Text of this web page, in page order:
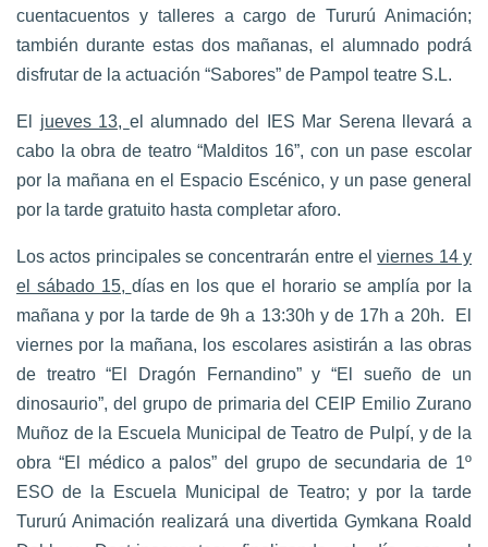
cuentacuentos y talleres a cargo de Tururú Animación;
también durante estas dos mañanas, el alumnado podrá
disfrutar de la actuación “Sabores” de Pampol teatre S.L.
El jueves 13, el alumnado del IES Mar Serena llevará a
cabo la obra de teatro “Malditos 16”, con un pase escolar
por la mañana en el Espacio Escénico, y un pase general
por la tarde gratuito hasta completar aforo.
Los actos principales se concentrarán entre elviernes 14 y
el sábado 15, días en los que el horario se amplía por la
mañana y por la tarde de 9h a 13:30h y de 17h a 20h. El
viernes por la mañana, los escolares asistirán a las obras
de treatro “El Dragón Fernandino” y “El sueño de un
dinosaurio”, del grupo de primaria del CEIP Emilio Zurano
Muñoz de la Escuela Municipal de Teatro de Pulpí, y de la
obra “El médico a palos” del grupo de secundaria de 1º
ESO de la Escuela Municipal de Teatro; y por la tarde
Tururú Animación realizará una divertida Gymkana Roald